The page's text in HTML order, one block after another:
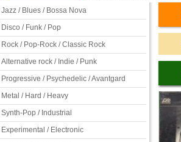
Jazz / Blues / Bossa Nova
Disco / Funk / Pop
Rock / Pop-Rock / Classic Rock
Alternative rock / Indie / Punk
Progressive / Psychedelic / Avantgard
Metal / Hard / Heavy
Synth-Pop / Industrial
Experimental / Electronic